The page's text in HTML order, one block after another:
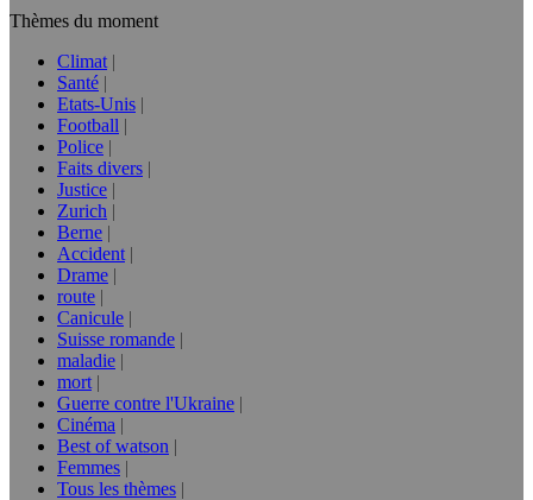
Thèmes du moment
Climat
Santé
Etats-Unis
Football
Police
Faits divers
Justice
Zurich
Berne
Accident
Drame
route
Canicule
Suisse romande
maladie
mort
Guerre contre l'Ukraine
Cinéma
Best of watson
Femmes
Tous les thèmes